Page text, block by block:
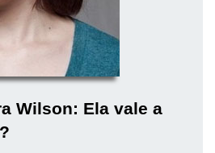
Wilson: Ela vale a